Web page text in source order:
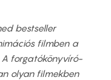
bestseller
filmben a
forgatókönyvíró-
olyan filmekben